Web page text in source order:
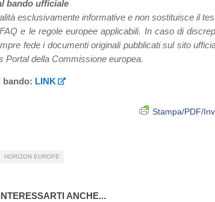
bando ufficiale
esclusivamente informative e non sostituisce il
e le regole europee applicabili. In caso di
fede i documenti originali pubblicati sul sito
Portal della Commissione europea.
bando: LINK
Stampa/PDF/
HORIZON EUROPE
ANCHE...